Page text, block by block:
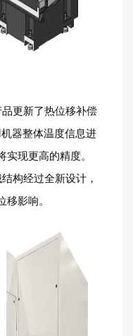
更新了热位移补偿
器整体温度信息进
现更高的精度。
构经过全新设计，
影响。